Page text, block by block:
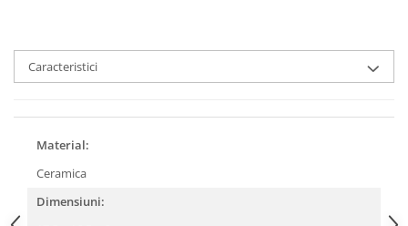
Caracteristici
Material:
Ceramica
Dimensiuni: